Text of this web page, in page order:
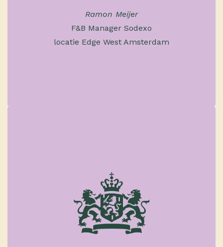
Ramon Meijer
F&B Manager Sodexo
locatie Edge West Amsterdam